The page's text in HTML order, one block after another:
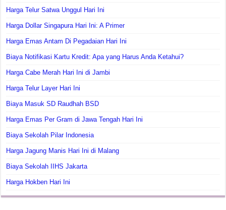
Harga Telur Satwa Unggul Hari Ini
Harga Dollar Singapura Hari Ini: A Primer
Harga Emas Antam Di Pegadaian Hari Ini
Biaya Notifikasi Kartu Kredit: Apa yang Harus Anda Ketahui?
Harga Cabe Merah Hari Ini di Jambi
Harga Telur Layer Hari Ini
Biaya Masuk SD Raudhah BSD
Harga Emas Per Gram di Jawa Tengah Hari Ini
Biaya Sekolah Pilar Indonesia
Harga Jagung Manis Hari Ini di Malang
Biaya Sekolah IIHS Jakarta
Harga Hokben Hari Ini